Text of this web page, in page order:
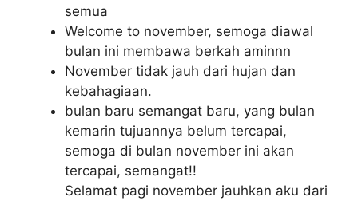
semua
Welcome to november, semoga diawal
bulan ini membawa berkah aminnn
November tidak jauh dari hujan dan
kebahagiaan.
bulan baru semangat baru, yang bulan
kemarin tujuannya belum tercapai,
semoga di bulan november ini akan
tercapai, semangat!!
Selamat pagi november jauhkan aku dari